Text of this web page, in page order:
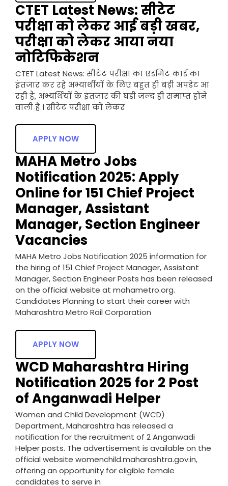
CTET Latest News: सीटेट
परीक्षा को लेकर आई बड़ी खबर,
परीक्षा को लेकर आया नया
नोटिफिकेशन
CTET Latest News: सीटेट परीक्षा का एडमिट कार्ड का
इंतजार कर रहे अभ्यार्थीयों के लिए बहुत ही बड़ी अपडेट आ
रही है, अभ्यर्थियों के इंतज़ार की घडी जल्द ही समाप्त होने
वाली है । सीटेट परीक्षा को लेकर
APPLY NOW
MAHA Metro Jobs
Notification 2025: Apply
Online for 151 Chief Project
Manager, Assistant
Manager, Section Engineer
Vacancies
MAHA Metro Jobs Notification 2025 information for
the hiring of 151 Chief Project Manager, Assistant
Manager, Section Engineer Posts has been released
on the official website at mahametro.org.
Candidates Planning to start their career with
Maharashtra Metro Rail Corporation
APPLY NOW
WCD Maharashtra Hiring
Notification 2025 for 2 Post
of Anganwadi Helper
Women and Child Development (WCD)
Department, Maharashtra has released a
notification for the recruitment of 2 Anganwadi
Helper posts. The advertisement is available on the
official website womenchild.maharashtra.gov.in,
offering an opportunity for eligible female
candidates to serve in